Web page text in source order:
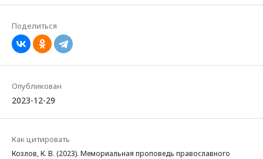
Поделиться
Опубликован
2023-12-29
Как цитировать
Козлов, К. В. (2023). Мемориальная проповедь православного